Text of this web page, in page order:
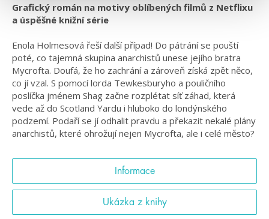
Grafický román na motivy oblíbených filmů z Netflixu
a úspěšné knižní série
Enola Holmesová řeší další případ! Do pátrání se pouští
poté, co tajemná skupina anarchistů unese jejího bratra
Mycrofta. Doufá, že ho zachrání a zároveň získá zpět něco,
co jí vzal. S pomocí lorda Tewkesburyho a pouličního
poslíčka jménem Shag začne rozplétat síť záhad, která
vede až do Scotland Yardu i hluboko do londýnského
podzemí. Podaří se jí odhalit pravdu a překazit nekalé plány
anarchistů, které ohrožují nejen Mycrofta, ale i celé město?
Informace
Ukázka z knihy